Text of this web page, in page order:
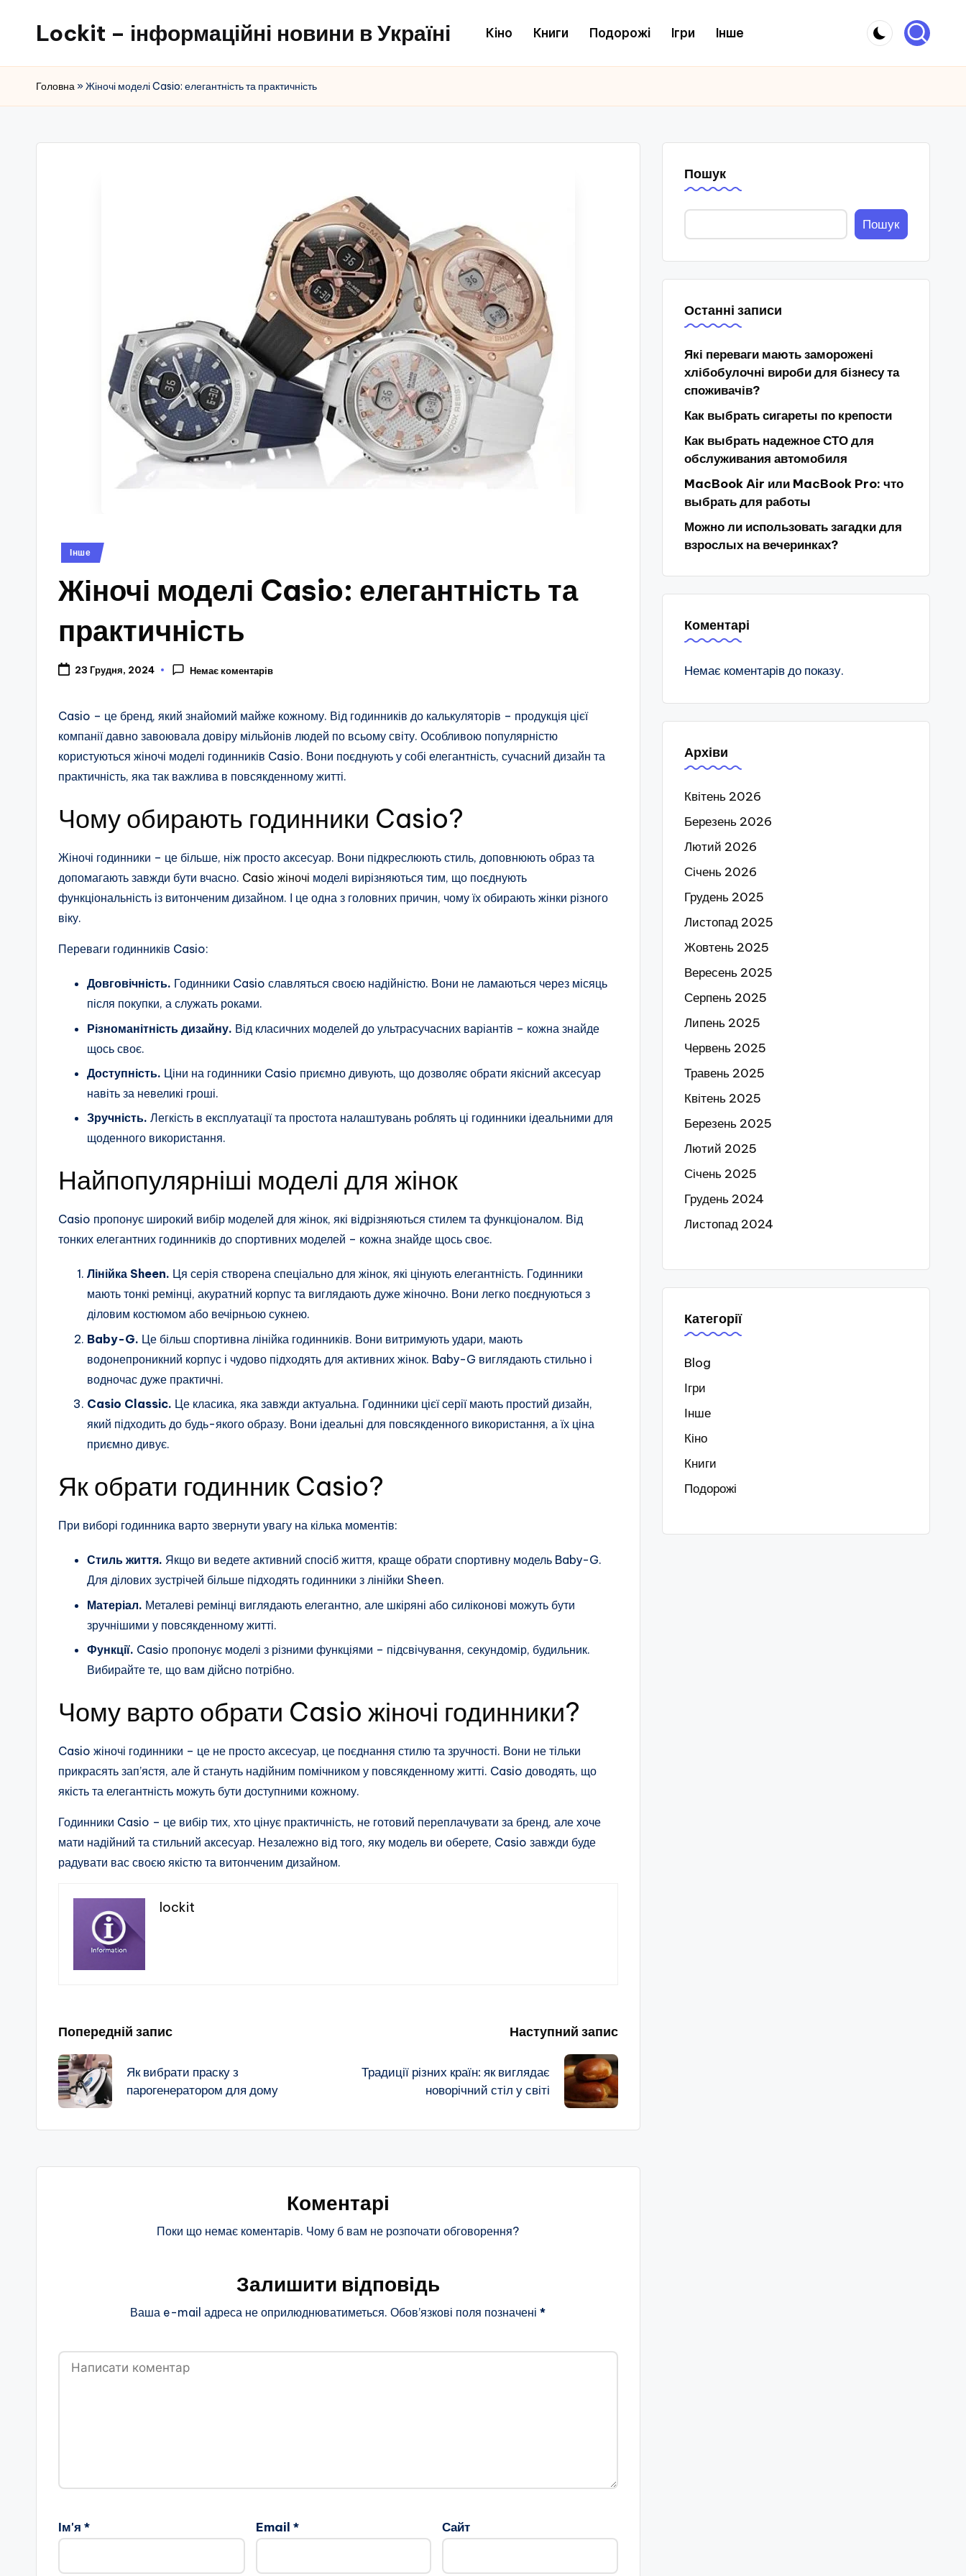
ПерейтиLockit – інформаційні новини в Україні Кіно Книги Подорожі Ігри Інше
Головна»Жіночі моделі Casio: елегантність та практичність
Опубліковано
Інше
Жіночі моделі Casio: елегантність та
практичність
23 Грудня, 2024 Немає коментарів
Casio – це бренд, який знайомий майже кожному. Від годинників до калькуляторів – продукція цієї
компанії давно завоювала довіру мільйонів людей по всьому світу. Особливою популярністю
користуються жіночі моделі годинників Casio. Вони поєднують у собі елегантність, сучасний дизайн та
практичність, яка так важлива в повсякденному житті.
Чому обирають годинники Casio?
Жіночі годинники – це більше, ніж просто аксесуар. Вони підкреслюють стиль, доповнюють образ та
допомагають завжди бути вчасно. Casio жіночі моделі вирізняються тим, що поєднують
функціональність із витонченим дизайном. І це одна з головних причин, чому їх обирають жінки різного
віку.
Переваги годинників Casio:
Довговічність. Годинники Casio славляться своєю надійністю. Вони не ламаються через місяць
після покупки, а служать роками.
Різноманітність дизайну. Від класичних моделей до ультрасучасних варіантів – кожна знайде
щось своє.
Доступність. Ціни на годинники Casio приємно дивують, що дозволяє обрати якісний аксесуар
навіть за невеликі гроші.
Зручність. Легкість в експлуатації та простота налаштувань роблять ці годинники ідеальними для
щоденного використання.
Найпопулярніші моделі для жінок
Casio пропонує широкий вибір моделей для жінок, які відрізняються стилем та функціоналом. Від
тонких елегантних годинників до спортивних моделей – кожна знайде щось своє.
Лінійка Sheen. Ця серія створена спеціально для жінок, які цінують елегантність. Годинники
мають тонкі ремінці, акуратний корпус та виглядають дуже жіночно. Вони легко поєднуються з
діловим костюмом або вечірньою сукнею.
Baby-G. Це більш спортивна лінійка годинників. Вони витримують удари, мають
водонепроникний корпус і чудово підходять для активних жінок. Baby-G виглядають стильно і
водночас дуже практичні.
Casio Classic. Це класика, яка завжди актуальна. Годинники цієї серії мають простий дизайн,
який підходить до будь-якого образу. Вони ідеальні для повсякденного використання, а їх ціна
приємно дивує.
Як обрати годинник Casio?
При виборі годинника варто звернути увагу на кілька моментів:
Стиль життя. Якщо ви ведете активний спосіб життя, краще обрати спортивну модель Baby-G.
Для ділових зустрічей більше підходять годинники з лінійки Sheen.
Матеріал. Металеві ремінці виглядають елегантно, але шкіряні або силіконові можуть бути
зручнішими у повсякденному житті.
Функції. Casio пропонує моделі з різними функціями – підсвічування, секундомір, будильник.
Вибирайте те, що вам дійсно потрібно.
Чому варто обрати Casio жіночі годинники?
Casio жіночі годинники – це не просто аксесуар, це поєднання стилю та зручності. Вони не тільки
прикрасять зап’ястя, але й стануть надійним помічником у повсякденному житті. Casio доводять, що
якість та елегантність можуть бути доступними кожному.
Годинники Casio – це вибір тих, хто цінує практичність, не готовий переплачувати за бренд, але хоче
мати надійний та стильний аксесуар. Незалежно від того, яку модель ви оберете, Casio завжди буде
радувати вас своєю якістю та витонченим дизайном.
lockit
Навігація
по
запису
Попередній запис
Як вибрати праску з
парогенератором для дому
Наступний запис
Традиції різних країн: як виглядає
новорічний стіл у світі
Коментарі
Поки що немає коментарів. Чому б вам не розпочати обговорення?
Залишити відповідь
Ваша e-mail адреса не оприлюднюватиметься. Обов’язкові поля позначені*
Ім'я * Email * Сайт
Пошук
Пошук
Останні записи
Які переваги мають заморожені
хлібобулочні вироби для бізнесу та
споживачів?
Как выбрать сигареты по крепости
Как выбрать надежное СТО для
обслуживания автомобиля
MacBook Air или MacBook Pro: что
выбрать для работы
Можно ли использовать загадки для
взрослых на вечеринках?
Коментарі
Немає коментарів до показу.
Архіви
Квітень 2026
Березень 2026
Лютий 2026
Січень 2026
Грудень 2025
Листопад 2025
Жовтень 2025
Вересень 2025
Серпень 2025
Липень 2025
Червень 2025
Травень 2025
Квітень 2025
Березень 2025
Лютий 2025
Січень 2025
Грудень 2024
Листопад 2024
Категорії
Blog
Ігри
Інше
Кіно
Книги
Подорожі